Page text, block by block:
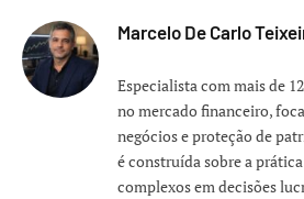
Marcelo De Carlo
Especialista com mais de
no mercado financeiro,
negócios e proteção de
é construída sobre a
complexos em decisões